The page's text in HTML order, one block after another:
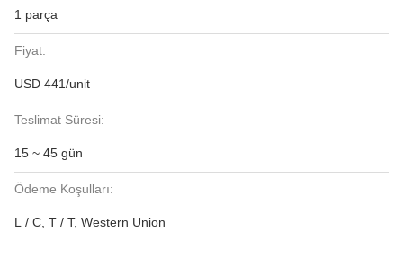
1 parça
Fiyat:
USD 441/unit
Teslimat Süresi:
15 ~ 45 gün
Ödeme Koşulları:
L / C, T / T, Western Union